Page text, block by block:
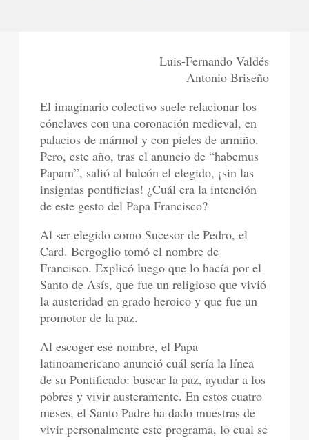
Luis-Fernando Valdés
Antonio Briseño
El imaginario colectivo suele relacionar los
cónclaves con una coronación medieval, en
palacios de mármol y con pieles de armiño.
Pero, este año, tras el anuncio de “habemus
Papam”, salió al balcón el elegido, ¡sin las
insignias pontificias! ¿Cuál era la intención
de este gesto del Papa Francisco?
Al ser elegido como Sucesor de Pedro, el
Card. Bergoglio tomó el nombre de
Francisco. Explicó luego que lo hacía por el
Santo de Asís, que fue un religioso que vivió
la austeridad en grado heroico y que fue un
promotor de la paz.
Al escoger ese nombre, el Papa
latinoamericano anunció cuál sería la línea
de su Pontificado: buscar la paz, ayudar a los
pobres y vivir austeramente. En estos cuatro
meses, el Santo Padre ha dado muestras de
vivir personalmente este programa, lo cual se